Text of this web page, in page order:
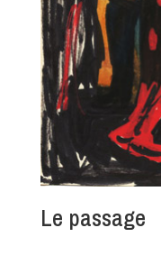
Le passage